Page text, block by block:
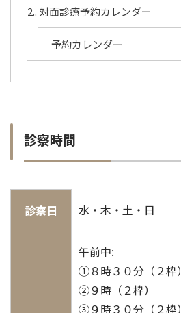
2. 対面診療予約カレンダー
予約カレンダー
診察時間
診察日 水・木・土・日
午前中:
①８時３０分（２枠）
②９時（２枠）
③９時３０分（２枠）